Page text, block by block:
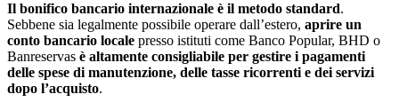
Il bonifico bancario internazionale è il metodo standard.
Sebbene sia legalmente possibile operare dall’estero, aprire un
conto bancario locale presso istituti come Banco Popular, BHD o
Banreservas è altamente consigliabile per gestire i pagamenti
delle spese di manutenzione, delle tasse ricorrenti e dei servizi
dopo l’acquisto.